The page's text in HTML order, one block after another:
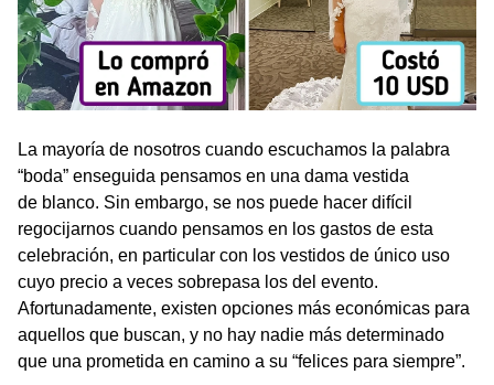
La mayoría de nosotros cuando escuchamos la palabra
“boda” enseguida pensamos en una dama vestida
de blanco. Sin embargo, se nos puede hacer difícil
regocijarnos cuando pensamos en los gastos de esta
celebración, en particular con los vestidos de único uso
cuyo precio a veces sobrepasa los del evento.
Afortunadamente, existen opciones más económicas para
aquellos que buscan, y no hay nadie más determinado
que una prometida en camino a su “felices para siempre”.